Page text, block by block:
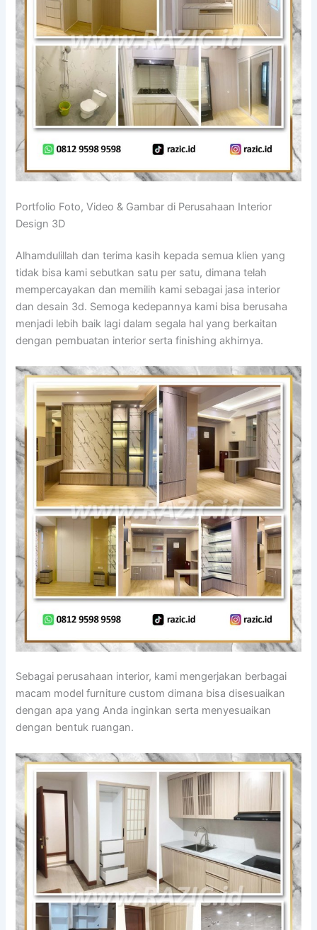
Portfolio Foto, Video & Gambar di Perusahaan Interior
Design 3D
Alhamdulillah dan terima kasih kepada semua klien yang
tidak bisa kami sebutkan satu per satu, dimana telah
mempercayakan dan memilih kami sebagai jasa interior
dan desain 3d. Semoga kedepannya kami bisa berusaha
menjadi lebih baik lagi dalam segala hal yang berkaitan
dengan pembuatan interior serta finishing akhirnya.
Sebagai perusahaan interior, kami mengerjakan berbagai
macam model furniture custom dimana bisa disesuaikan
dengan apa yang Anda inginkan serta menyesuaikan
dengan bentuk ruangan.